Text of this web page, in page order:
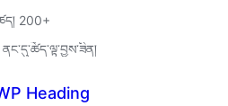
200+
Heading